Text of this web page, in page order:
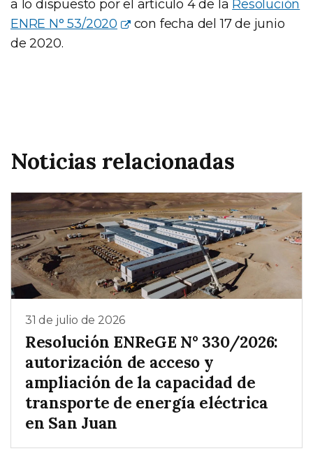
a lo dispuesto por el artículo 4 de la Resolución
ENRE N° 53/2020
con fecha del 17 de junio
de 2020.
Noticias relacionadas
31 de julio de 2026
Resolución ENReGE N° 330/2026:
autorización de acceso y
ampliación de la capacidad de
transporte de energía eléctrica
en San Juan